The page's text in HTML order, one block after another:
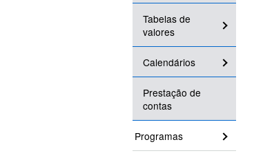
Tabelas de
valores
Calendários
Prestação de
contas
Programas